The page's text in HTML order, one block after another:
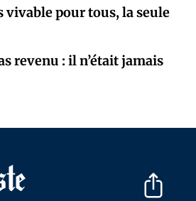
vivable pour tous, la seule
revenu : il n’était jamais